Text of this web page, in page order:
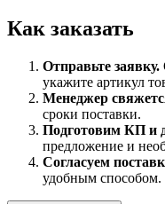
Как заказать
Отправьте заявку.
укажите артикул
Менеджер
сроки поставки.
Подготовим КП и
предложение и
Согласуем
удобным способом.